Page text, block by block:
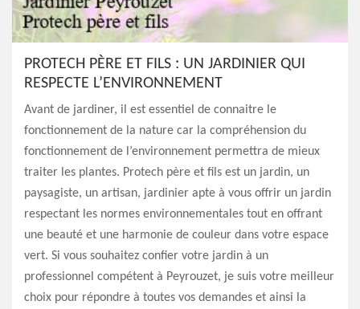
PROTECH PÈRE ET FILS : UN JARDINIER QUI
RESPECTE L’ENVIRONNEMENT
Avant de jardiner, il est essentiel de connaitre le
fonctionnement de la nature car la compréhension du
fonctionnement de l’environnement permettra de mieux
traiter les plantes. Protech père et fils est un jardin, un
paysagiste, un artisan, jardinier apte à vous offrir un jardin
respectant les normes environnementales tout en offrant
une beauté et une harmonie de couleur dans votre espace
vert. Si vous souhaitez confier votre jardin à un
professionnel compétent à Peyrouzet, je suis votre meilleur
choix pour répondre à toutes vos demandes et ainsi la